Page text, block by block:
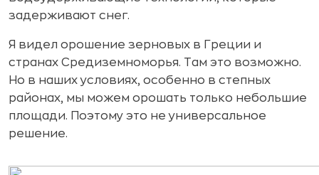
задерживают снег.
Я видел орошение зерновых в Греции и
странах Средиземноморья. Там это возможно.
Но в наших условиях, особенно в степных
районах, мы можем орошать только небольшие
площади. Поэтому это не универсальное
решение.